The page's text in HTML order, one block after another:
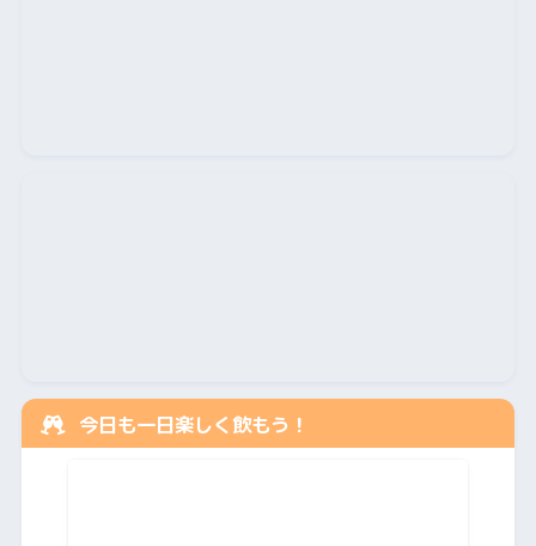
今日も一日楽しく飲もう！